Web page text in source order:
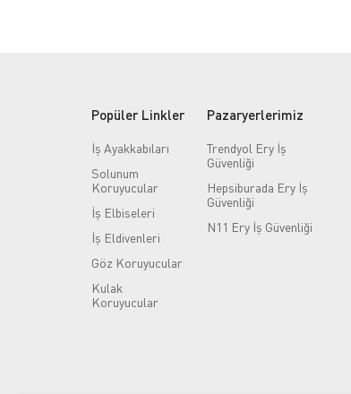
Popüler Linkler
İş Ayakkabıları
Solunum
Koruyucular
İş Elbiseleri
İş Eldivenleri
Göz Koruyucular
Kulak
Koruyucular
Pazaryerlerimiz
Trendyol Ery İş
Güvenliği
Hepsiburada Ery İş
Güvenliği
N11 Ery İş Güvenliği